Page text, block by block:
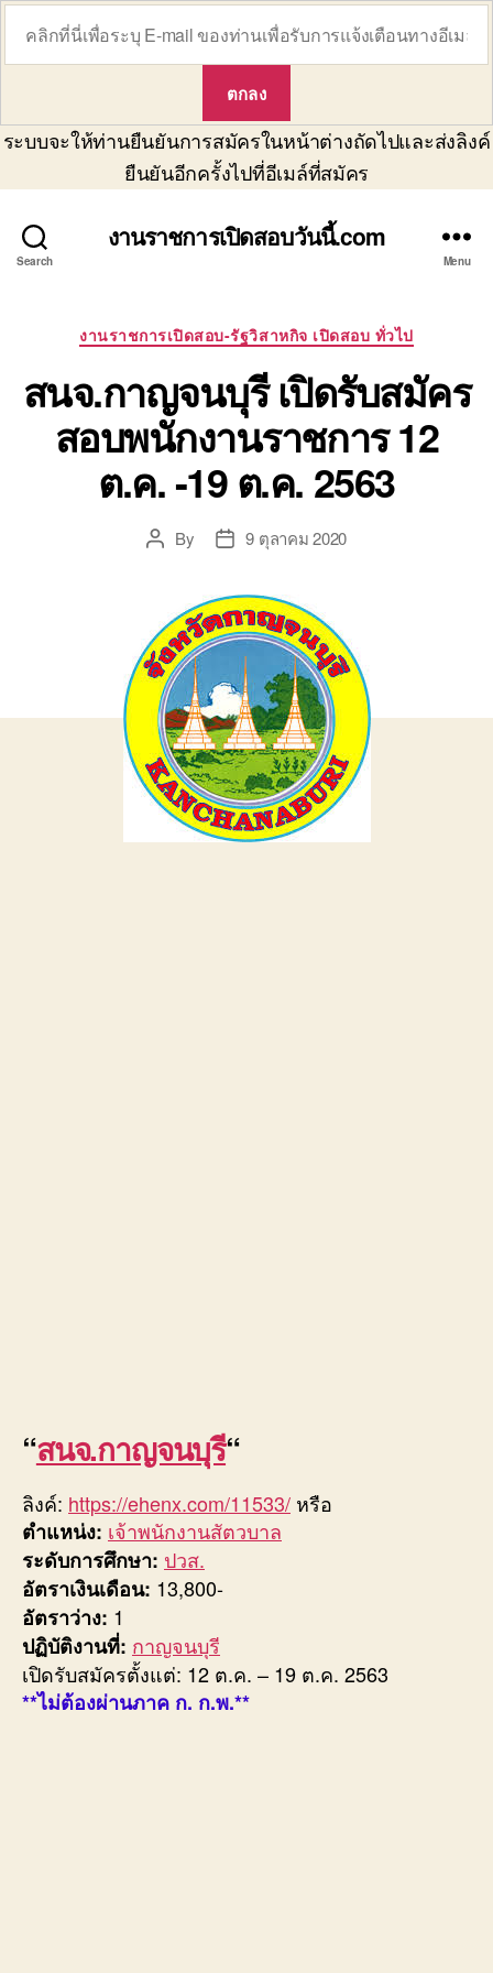
ระบบจะให้ท่านยืนยันการสมัครในหน้าต่างถัดไปและส่งลิงค์
ยืนยันอีกครั้งไปที่อีเมล์ที่สมัคร
Search
งานราชการเปิดสอบวันนี้.com
Menu
Categories
งานราชการเปิดสอบ-รัฐวิสาหกิจ เปิดสอบ ทั่วไป
สนจ.กาญจนบุรี เปิดรับสมัคร
สอบพนักงานราชการ 12
ต.ค. -19 ต.ค. 2563
PostBy
Post9 ตุลาคม 2020
“สนจ.กาญจนบุรี“
ลิงค์: https://ehenx.com/11533/ หรือ
ตำแหน่ง: เจ้าพนักงานสัตวบาล
ระดับการศึกษา: ปวส.
อัตราเงินเดือน: 13,800-
อัตราว่าง: 1
ปฏิบัติงานที่: กาญจนบุรี
เปิดรับสมัครตั้งแต่: 12 ต.ค. – 19 ต.ค. 2563
**ไม่ต้องผ่านภาค ก. ก.พ.**